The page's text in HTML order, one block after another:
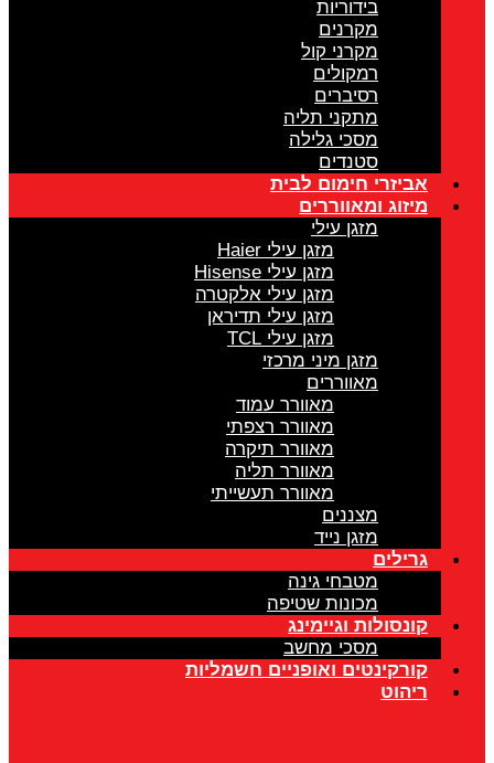
בידוריות
מקרנים
מקרני קול
רמקולים
רסיברים
מתקני תליה
מסכי גלילה
סטנדים
אביזרי חימום לבית
מיזוג ומאווררים
מזגן עילי
מזגן עילי Haier
מזגן עילי Hisense
מזגן עילי אלקטרה
מזגן עילי תדיראן
מזגן עילי TCL
מזגן מיני מרכזי
מאווררים
מאוורר עמוד
מאוורר רצפתי
מאוורר תיקרה
מאוורר תליה
מאוורר תעשייתי
מצננים
מזגן נייד
גרילים
מטבחי גינה
מכונות שטיפה
קונסולות וגיימינג
מסכי מחשב
קורקינטים ואופניים חשמליות
ריהוט